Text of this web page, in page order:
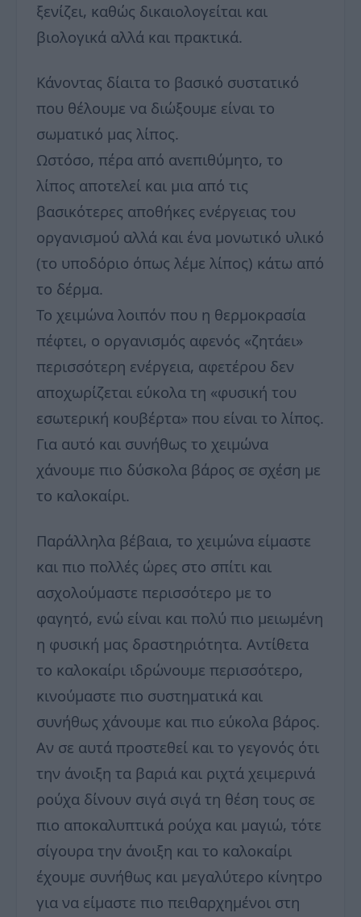
ξενίζει, καθώς δικαιολογείται και
βιολογικά αλλά και πρακτικά.
Κάνοντας δίαιτα το βασικό συστατικό
που θέλουμε να διώξουμε είναι το
σωματικό μας λίπος.
Ωστόσο, πέρα από ανεπιθύμητο, το
λίπος αποτελεί και μια από τις
βασικότερες αποθήκες ενέργειας του
οργανισμού αλλά και ένα μονωτικό υλικό
(το υποδόριο όπως λέμε λίπος) κάτω από
το δέρμα.
Το χειμώνα λοιπόν που η θερμοκρασία
πέφτει, ο οργανισμός αφενός «ζητάει»
περισσότερη ενέργεια, αφετέρου δεν
αποχωρίζεται εύκολα τη «φυσική του
εσωτερική κουβέρτα» που είναι το λίπος.
Για αυτό και συνήθως το χειμώνα
χάνουμε πιο δύσκολα βάρος σε σχέση με
το καλοκαίρι.
Παράλληλα βέβαια, το χειμώνα είμαστε
και πιο πολλές ώρες στο σπίτι και
ασχολούμαστε περισσότερο με το
φαγητό, ενώ είναι και πολύ πιο μειωμένη
η φυσική μας δραστηριότητα. Αντίθετα
το καλοκαίρι ιδρώνουμε περισσότερο,
κινούμαστε πιο συστηματικά και
συνήθως χάνουμε και πιο εύκολα βάρος.
Αν σε αυτά προστεθεί και το γεγονός ότι
την άνοιξη τα βαριά και ριχτά χειμερινά
ρούχα δίνουν σιγά σιγά τη θέση τους σε
πιο αποκαλυπτικά ρούχα και μαγιώ, τότε
σίγουρα την άνοιξη και το καλοκαίρι
έχουμε συνήθως και μεγαλύτερο κίνητρο
για να είμαστε πιο πειθαρχημένοι στη